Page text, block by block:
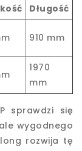
Długość
910 mm
1970
mm
sprawdzi się
wygodnego
rozwija tę